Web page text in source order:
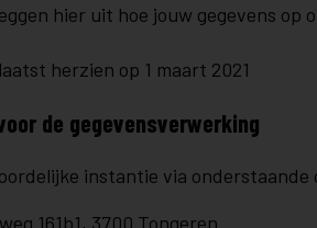
hier uit hoe jouw gegevens
herzien op 1 maart 2021
de gegevensverwerking
instantie via
161b1, 3700 Tongeren